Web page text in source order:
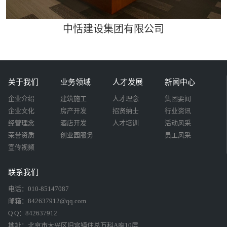
中恬建设集团有限公司
关于我们
企业介绍
企业文化
经营理念
荣誉资质
宣传视频
业务领域
建筑施工
房产开发
酒店开发
创业园服务
人才发展
人才理念
招贤纳士
人才培训
新闻中心
集团要闻
行业资讯
活动风采
员工风采
联系我们
电话：010-85147087
邮箱：842637912@qq.com
Q Q：842637912
地址：北京市大兴区旧宫镇住总万科A座10层